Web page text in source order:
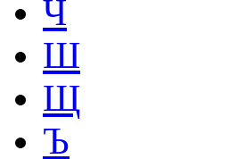
Ч
Ш
Щ
Ъ